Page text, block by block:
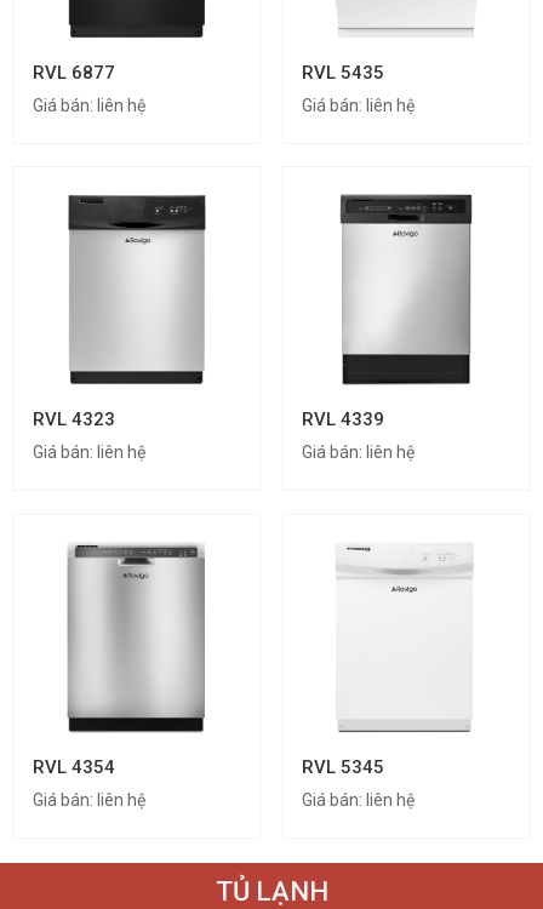
RVL 6877
Giá bán: liên hệ
RVL 5435
Giá bán: liên hệ
RVL 4323
Giá bán: liên hệ
RVL 4339
Giá bán: liên hệ
RVL 4354
Giá bán: liên hệ
RVL 5345
Giá bán: liên hệ
TỦ LẠNH